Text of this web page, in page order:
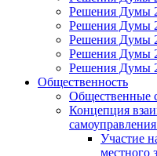
Решения Думы
Решения Думы
Решения Думы
Решения Думы
Решения Думы
Общественность
Общественные
Концепция
Участие
местного